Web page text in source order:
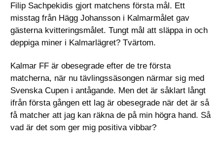
Filip Sachpekidis gjort matchens första mål. Ett
misstag från Hägg Johansson i Kalmarmålet gav
gästerna kvitteringsmålet. Tungt mål att släppa in och
deppiga miner i Kalmarlägret? Tvärtom.
Kalmar FF är obesegrade efter de tre första
matcherna, när nu tävlingssäsongen närmar sig med
Svenska Cupen i antågande. Men det är såklart långt
ifrån första gången ett lag är obesegrade när det är så
få matcher att jag kan räkna de på min högra hand. Så
vad är det som ger mig positiva vibbar?